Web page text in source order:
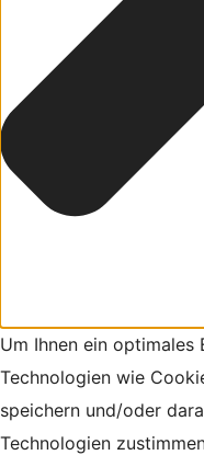
Um Ihnen ein
Technologien wie
speichern und/oder
Technologien